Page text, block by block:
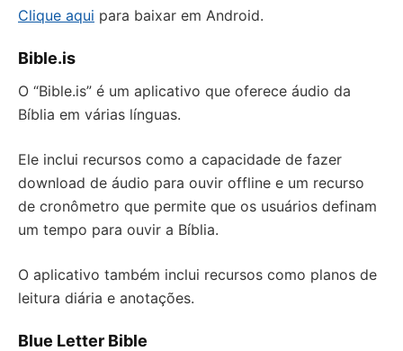
Clique aqui para baixar em Android.
Bible.is
O “Bible.is” é um aplicativo que oferece áudio da
Bíblia em várias línguas.
Ele inclui recursos como a capacidade de fazer
download de áudio para ouvir offline e um recurso
de cronômetro que permite que os usuários definam
um tempo para ouvir a Bíblia.
O aplicativo também inclui recursos como planos de
leitura diária e anotações.
Blue Letter Bible